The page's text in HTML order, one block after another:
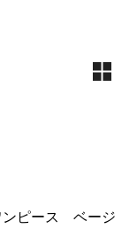
ンピース ベージ